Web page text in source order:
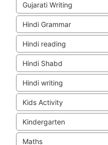
Gujarati Writing
Hindi Grammar
Hindi reading
Hindi Shabd
Hindi writing
Kids Activity
Kindergarten
Maths